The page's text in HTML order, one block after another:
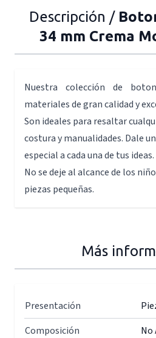
Descripción /
34 mm Crema
Nuestra colección de
materiales de gran calidad y
Son ideales para resaltar
costura y manualidades. Dale
especial a cada una de tus ideas.
No se deje al alcance de los
piezas pequeñas.
Más
Presentación
Composición
No